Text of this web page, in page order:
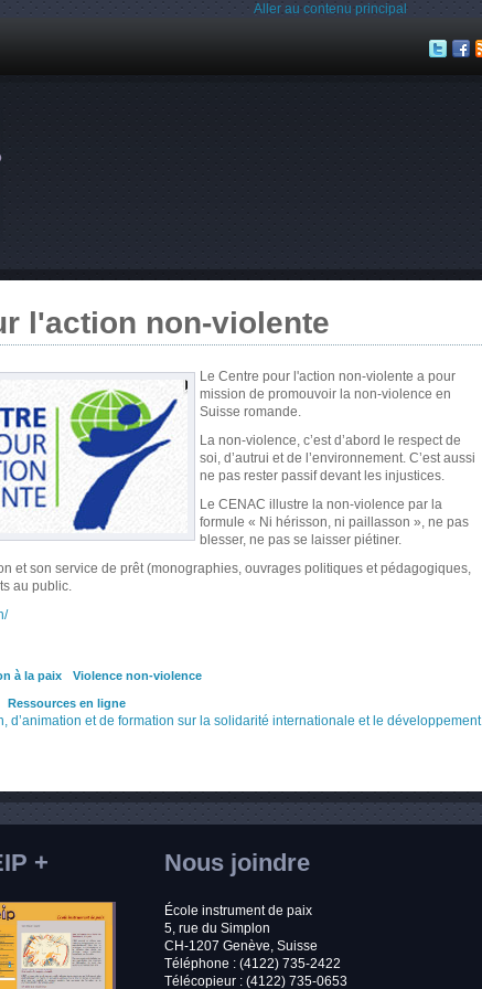
Aller au contenu principal
l'action non-violente
Le Centre pour l'action non-violente a pour
mission de promouvoir la non-violence en
Suisse romande.
La non-violence, c’est d’abord le respect de
soi, d’autrui et de l’environnement. C’est aussi
ne pas rester passif devant les injustices.
Le CENAC illustre la non-violence par la
formule « Ni hérisson, ni paillasson », ne pas
blesser, ne pas se laisser piétiner.
et son service de prêt (monographies, ouvrages politiques et pédagogiques,
au public.
à la paix Violence non-violence
Ressources en ligne
d’animation et de formation sur la solidarité internationale et le développement
+ Nous joindre
École instrument de paix
5, rue du Simplon
CH-1207 Genève, Suisse
Téléphone : (4122) 735-2422
Télécopieur : (4122) 735-0653